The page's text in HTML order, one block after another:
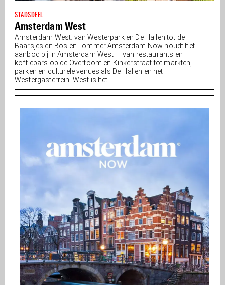
STADSDEEL
Amsterdam West
Amsterdam West: van Westerpark en De Hallen tot de
Baarsjes en Bos en Lommer Amsterdam Now houdt het
aanbod bij in Amsterdam West — van restaurants en
koffiebars op de Overtoom en Kinkerstraat tot markten,
parken en culturele venues als De Hallen en het
Westergasterrein. West is het...